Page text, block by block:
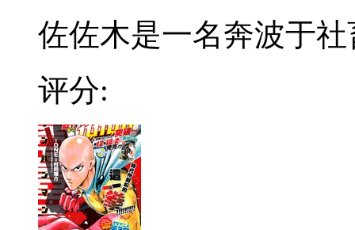
佐佐木是一名奔波于社
评分: